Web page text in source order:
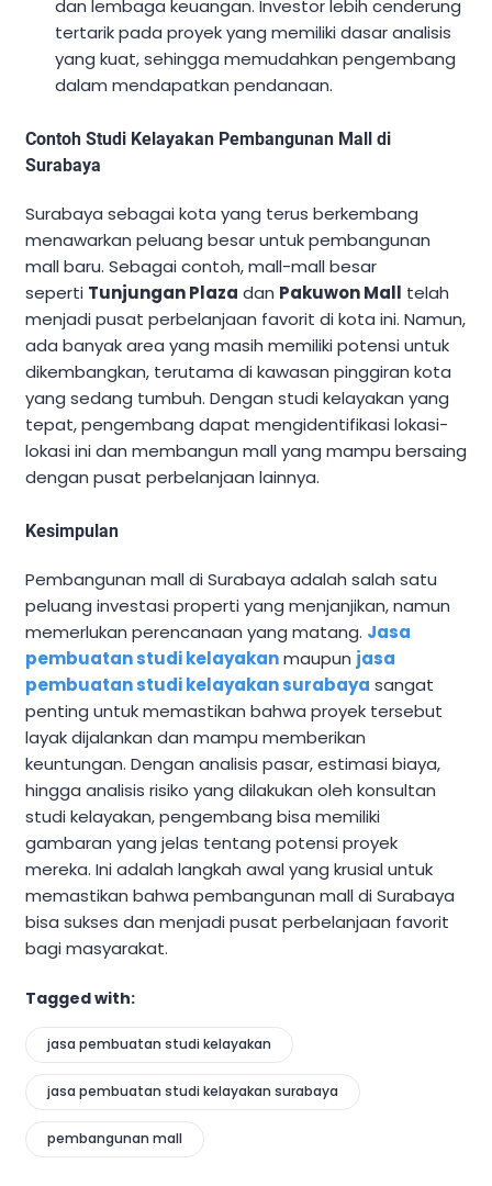
dan lembaga keuangan. Investor lebih cenderung
tertarik pada proyek yang memiliki dasar analisis
yang kuat, sehingga memudahkan pengembang
dalam mendapatkan pendanaan.
Contoh Studi Kelayakan Pembangunan Mall di
Surabaya
Surabaya sebagai kota yang terus berkembang
menawarkan peluang besar untuk pembangunan
mall baru. Sebagai contoh, mall-mall besar
seperti Tunjungan Plaza dan Pakuwon Mall telah
menjadi pusat perbelanjaan favorit di kota ini. Namun,
ada banyak area yang masih memiliki potensi untuk
dikembangkan, terutama di kawasan pinggiran kota
yang sedang tumbuh. Dengan studi kelayakan yang
tepat, pengembang dapat mengidentifikasi lokasi-
lokasi ini dan membangun mall yang mampu bersaing
dengan pusat perbelanjaan lainnya.
Kesimpulan
Pembangunan mall di Surabaya adalah salah satu
peluang investasi properti yang menjanjikan, namun
memerlukan perencanaan yang matang. Jasa
pembuatan studi kelayakanmaupun jasa
pembuatan studi kelayakan surabaya sangat
penting untuk memastikan bahwa proyek tersebut
layak dijalankan dan mampu memberikan
keuntungan. Dengan analisis pasar, estimasi biaya,
hingga analisis risiko yang dilakukan oleh konsultan
studi kelayakan, pengembang bisa memiliki
gambaran yang jelas tentang potensi proyek
mereka. Ini adalah langkah awal yang krusial untuk
memastikan bahwa pembangunan mall di Surabaya
bisa sukses dan menjadi pusat perbelanjaan favorit
bagi masyarakat.
Tagged with:
jasa pembuatan studi kelayakan
jasa pembuatan studi kelayakan surabaya
pembangunan mall